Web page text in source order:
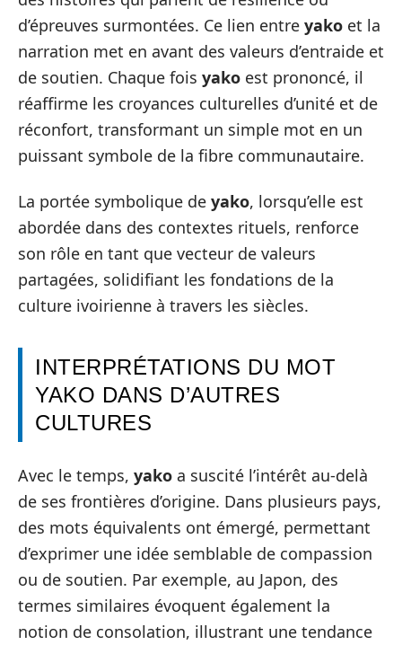
d’épreuves surmontées. Ce lien entre yako et la
narration met en avant des valeurs d’entraide et
de soutien. Chaque fois yako est prononcé, il
réaffirme les croyances culturelles d’unité et de
réconfort, transformant un simple mot en un
puissant symbole de la fibre communautaire.
La portée symbolique de yako, lorsqu’elle est
abordée dans des contextes rituels, renforce
son rôle en tant que vecteur de valeurs
partagées, solidifiant les fondations de la
culture ivoirienne à travers les siècles.
INTERPRÉTATIONS DU MOT
YAKO DANS D’AUTRES
CULTURES
Avec le temps, yako a suscité l’intérêt au-delà
de ses frontières d’origine. Dans plusieurs pays,
des mots équivalents ont émergé, permettant
d’exprimer une idée semblable de compassion
ou de soutien. Par exemple, au Japon, des
termes similaires évoquent également la
notion de consolation, illustrant une tendance